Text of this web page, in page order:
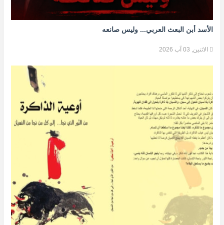
الأسد أبن البعث العربي... وليس صانعه
الاثنين, 03 آب 2026